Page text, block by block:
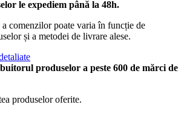
le expediem până la 48h.
a comenzilor poate varia în funcție de
și a metodei de livrare alese.
produselor a peste 600 de mărci de
produselor oferite.